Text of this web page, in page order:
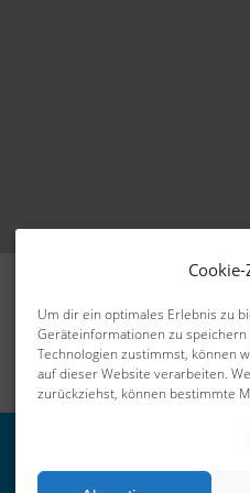
Um dir ein optimales Erlebnis zu
Geräteinformationen zu
Technologien zustimmst, können
auf dieser Website verarbeiten.
zurückziehst, können bestimmte